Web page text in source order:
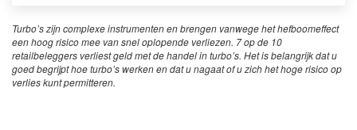
Turbo’s zijn complexe instrumenten en brengen vanwege het hefboomeffect
een hoog risico mee van snel oplopende verliezen. 7 op de 10
retailbeleggers verliest geld met de handel in turbo’s. Het is belangrijk dat u
goed begrijpt hoe turbo’s werken en dat u nagaat of u zich het hoge risico op
verlies kunt permitteren.